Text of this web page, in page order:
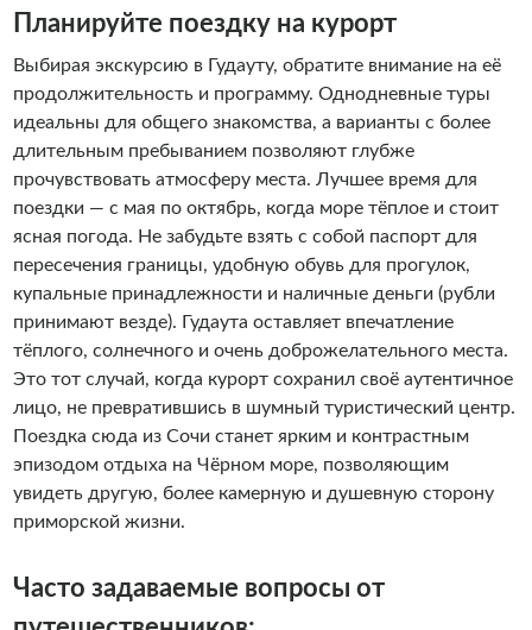
Планируйте поездку на курорт
Выбирая экскурсию в Гудауту, обратите внимание на её
продолжительность и программу. Однодневные туры
идеальны для общего знакомства, а варианты с более
длительным пребыванием позволяют глубже
прочувствовать атмосферу места. Лучшее время для
поездки — с мая по октябрь, когда море тёплое и стоит
ясная погода. Не забудьте взять с собой паспорт для
пересечения границы, удобную обувь для прогулок,
купальные принадлежности и наличные деньги (рубли
принимают везде). Гудаута оставляет впечатление
тёплого, солнечного и очень доброжелательного места.
Это тот случай, когда курорт сохранил своё аутентичное
лицо, не превратившись в шумный туристический центр.
Поездка сюда из Сочи станет ярким и контрастным
эпизодом отдыха на Чёрном море, позволяющим
увидеть другую, более камерную и душевную сторону
приморской жизни.
Часто задаваемые вопросы от